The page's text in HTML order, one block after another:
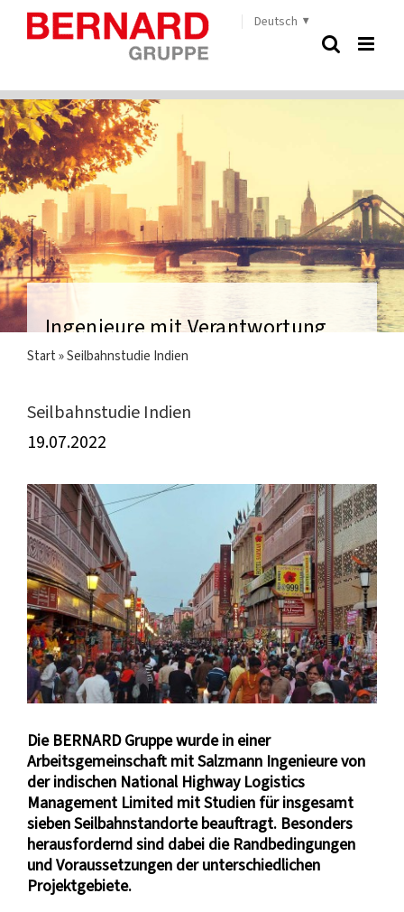
Zum
Inhalt
Deutsch
Ingenieure mit Verantwortung
Start »Seilbahnstudie Indien
Seilbahnstudie Indien
19.07.2022
Zeige
grösseres
Bild
Die BERNARD Gruppe wurde in einer
Arbeitsgemeinschaft mit Salzmann Ingenieure von
der indischen National Highway Logistics
Management Limited mit Studien für insgesamt
sieben Seilbahnstandorte beauftragt. Besonders
herausfordernd sind dabei die Randbedingungen
und Voraussetzungen der unterschiedlichen
Projektgebiete.